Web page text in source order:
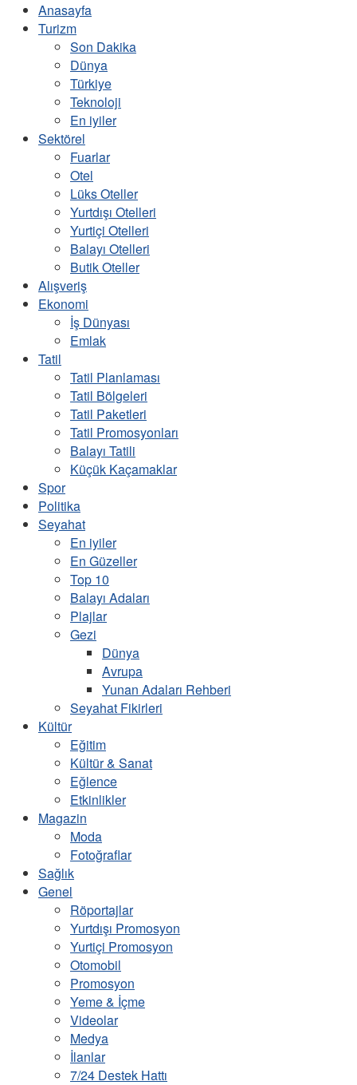
Anasayfa
Turizm
Son Dakika
Dünya
Türkiye
Teknoloji
En iyiler
Sektörel
Fuarlar
Otel
Lüks Oteller
Yurtdışı Otelleri
Yurtiçi Otelleri
Balayı Otelleri
Butik Oteller
Alışveriş
Ekonomi
İş Dünyası
Emlak
Tatil
Tatil Planlaması
Tatil Bölgeleri
Tatil Paketleri
Tatil Promosyonları
Balayı Tatili
Küçük Kaçamaklar
Spor
Politika
Seyahat
En iyiler
En Güzeller
Top 10
Balayı Adaları
Plajlar
Gezi
Dünya
Avrupa
Yunan Adaları Rehberi
Seyahat Fikirleri
Kültür
Eğitim
Kültür & Sanat
Eğlence
Etkinlikler
Magazin
Moda
Fotoğraflar
Sağlık
Genel
Röportajlar
Yurtdışı Promosyon
Yurtiçi Promosyon
Otomobil
Promosyon
Yeme & İçme
Videolar
Medya
İlanlar
7/24 Destek Hattı